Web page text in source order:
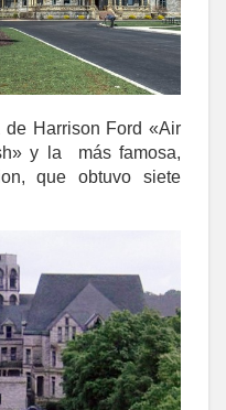
Harrison Ford «Air
y la más famosa,
que obtuvo siete